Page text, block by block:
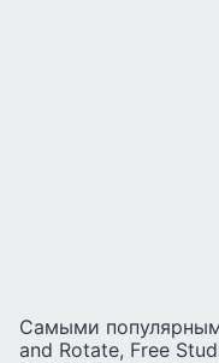
Самыми
and Rotate, Free